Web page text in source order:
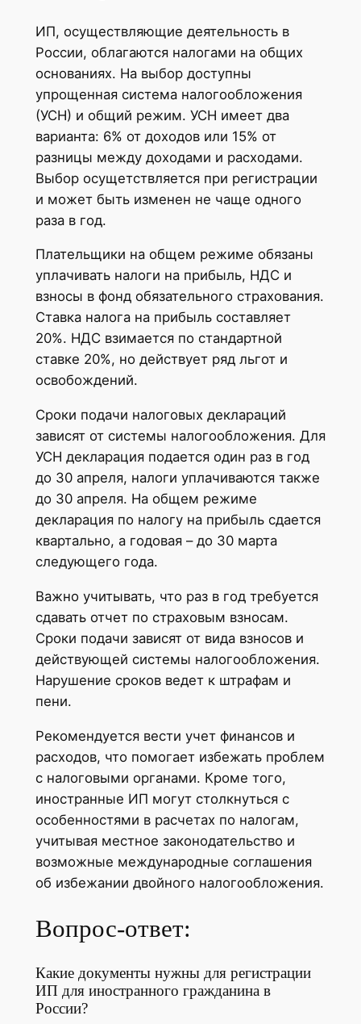
ИП, осуществляющие деятельность в
России, облагаются налогами на общих
основаниях. На выбор доступны
упрощенная система налогообложения
(УСН) и общий режим. УСН имеет два
варианта: 6% от доходов или 15% от
разницы между доходами и расходами.
Выбор осущетствляется при регистрации
и может быть изменен не чаще одного
раза в год.
Плательщики на общем режиме обязаны
уплачивать налоги на прибыль, НДС и
взносы в фонд обязательного страхования.
Ставка налога на прибыль составляет
20%. НДС взимается по стандартной
ставке 20%, но действует ряд льгот и
освобождений.
Сроки подачи налоговых деклараций
зависят от системы налогообложения. Для
УСН декларация подается один раз в год
до 30 апреля, налоги уплачиваются также
до 30 апреля. На общем режиме
декларация по налогу на прибыль сдается
квартально, а годовая – до 30 марта
следующего года.
Важно учитывать, что раз в год требуется
сдавать отчет по страховым взносам.
Сроки подачи зависят от вида взносов и
действующей системы налогообложения.
Нарушение сроков ведет к штрафам и
пени.
Рекомендуется вести учет финансов и
расходов, что помогает избежать проблем
с налоговыми органами. Кроме того,
иностранные ИП могут столкнуться с
особенностями в расчетах по налогам,
учитывая местное законодательство и
возможные международные соглашения
об избежании двойного налогообложения.
Вопрос-ответ:
Какие документы нужны для регистрации
ИП для иностранного гражданина в
России?